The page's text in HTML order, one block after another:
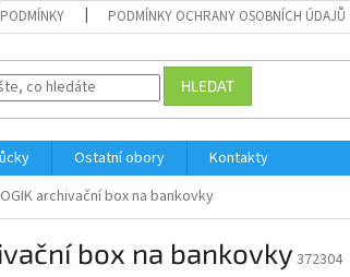
PODMÍNKY OCHRANY OSOBNÍCH ÚDAJŮ
HLEDAT
Ostatní obory
Kontakty
archivační box na bankovky
box na bankovky 372304